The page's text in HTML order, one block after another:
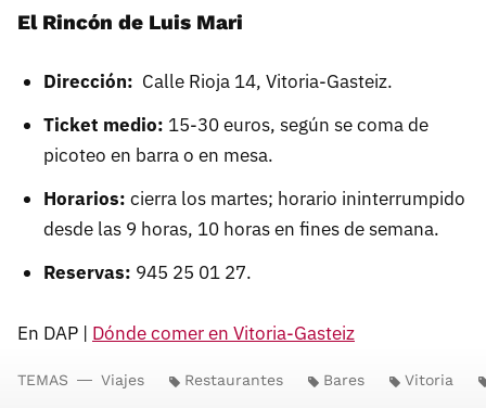
El Rincón de Luis Mari
Dirección: Calle Rioja 14, Vitoria-Gasteiz.
Ticket medio: 15-30 euros, según se coma de
picoteo en barra o en mesa.
Horarios: cierra los martes; horario ininterrumpido
desde las 9 horas, 10 horas en fines de semana.
Reservas: 945 25 01 27.
En DAP | Dónde comer en Vitoria-Gasteiz
TEMAS Viajes Restaurantes Bares Vitoria